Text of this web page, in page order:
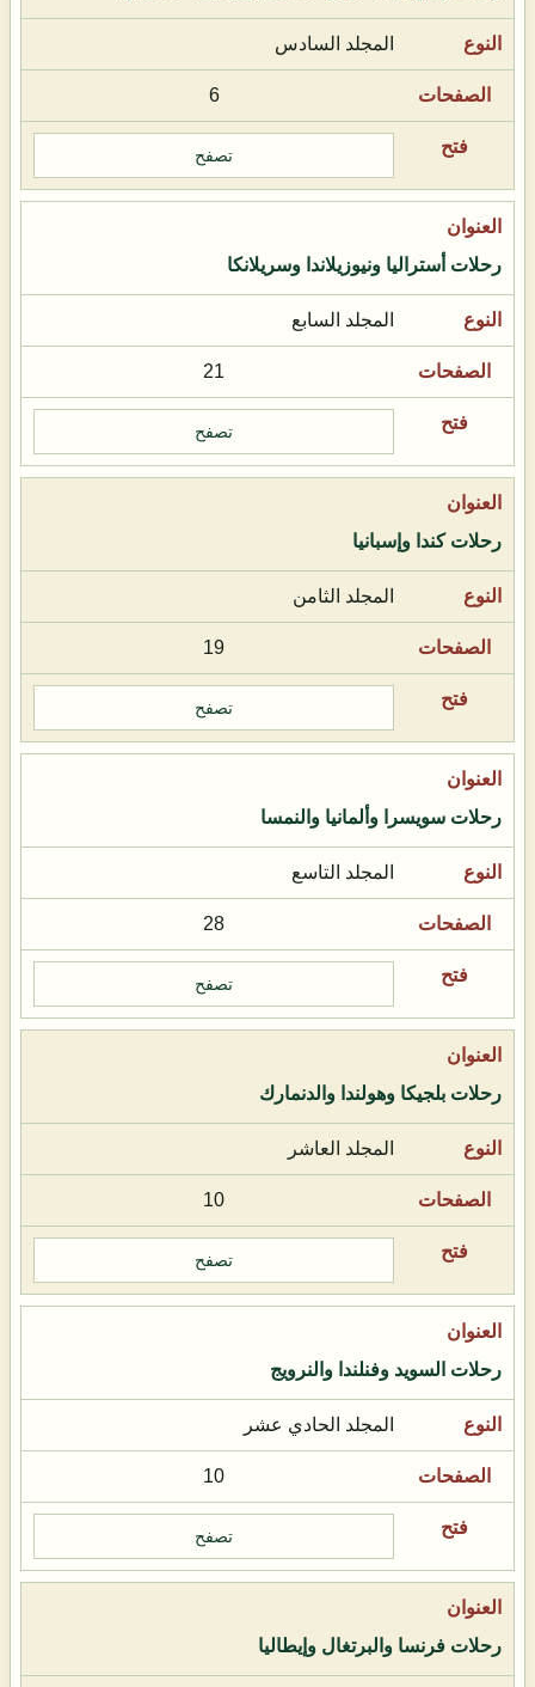
المجلد السادس
6
تصفح
رحلات أستراليا ونيوزيلاندا وسريلانكا
المجلد السابع
21
تصفح
رحلات كندا وإسبانيا
المجلد الثامن
19
تصفح
رحلات سويسرا وألمانيا والنمسا
المجلد التاسع
28
تصفح
رحلات بلجيكا وهولندا والدنمارك
المجلد العاشر
10
تصفح
رحلات السويد وفنلندا والنرويج
المجلد الحادي عشر
10
تصفح
رحلات فرنسا والبرتغال وإيطاليا